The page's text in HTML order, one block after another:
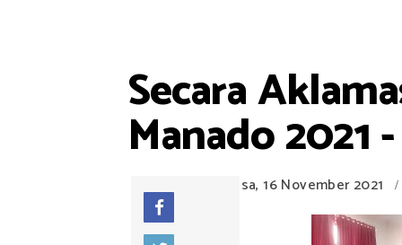
Secara
Manado 2021
Selasa, 16 November 2021 /